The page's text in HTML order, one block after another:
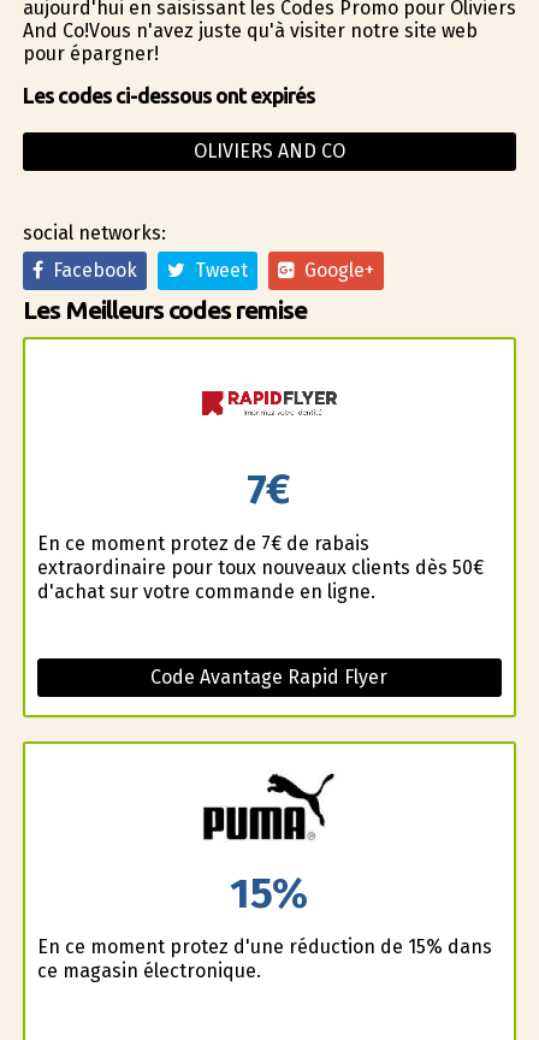
aujourd'hui en saisissant les Codes Promo pour Oliviers
And Co!Vous n'avez juste qu'à visiter notre site web
pour épargner!
Les codes ci-dessous ont expirés
OLIVIERS AND CO
social networks:
Facebook
Tweet Google+
Les Meilleurs codes remise
7€
En ce moment profitez de 7€ de rabais
extraordinaire pour toux nouveaux clients dès 50€
d'achat sur votre commande en ligne.
Code Avantage Rapid Flyer
15%
En ce moment profitez d'une réduction de 15% dans
ce magasin électronique.